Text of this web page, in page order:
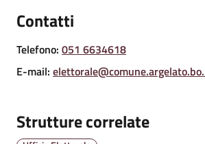
Tutti
Contatti
Telefono: 051 6634618
E-mail:
Strutture correlate